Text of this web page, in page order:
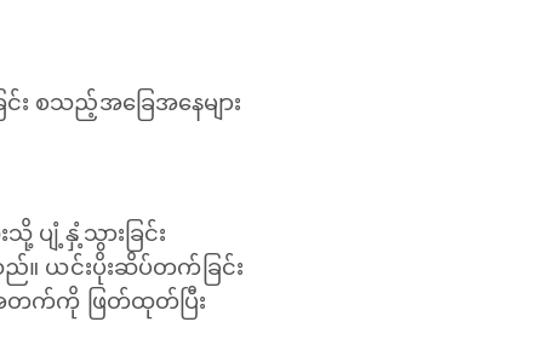
စသည့်အခြေအနေများ
ပျံ့နှံ့သွားခြင်း
ည်။ ယင်းပိုးဆိပ်တက်ခြင်း
တက်ကို ဖြတ်ထုတ်ပြီး